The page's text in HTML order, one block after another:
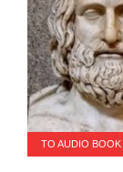
TO AUDIO